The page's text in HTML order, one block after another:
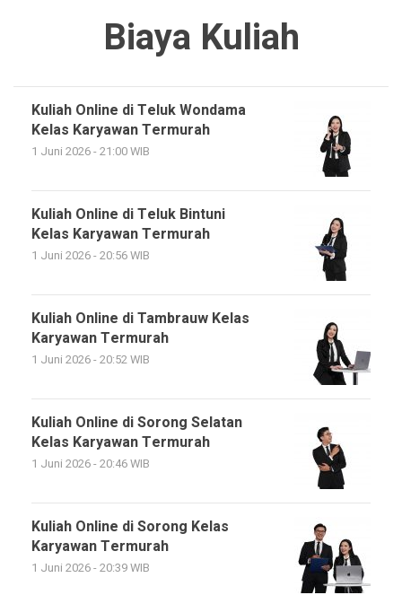
Biaya Kuliah
Kuliah Online di Teluk Wondama
Kelas Karyawan Termurah
1 Juni 2026 - 21:00 WIB
Kuliah Online di Teluk Bintuni
Kelas Karyawan Termurah
1 Juni 2026 - 20:56 WIB
Kuliah Online di Tambrauw Kelas
Karyawan Termurah
1 Juni 2026 - 20:52 WIB
Kuliah Online di Sorong Selatan
Kelas Karyawan Termurah
1 Juni 2026 - 20:46 WIB
Kuliah Online di Sorong Kelas
Karyawan Termurah
1 Juni 2026 - 20:39 WIB